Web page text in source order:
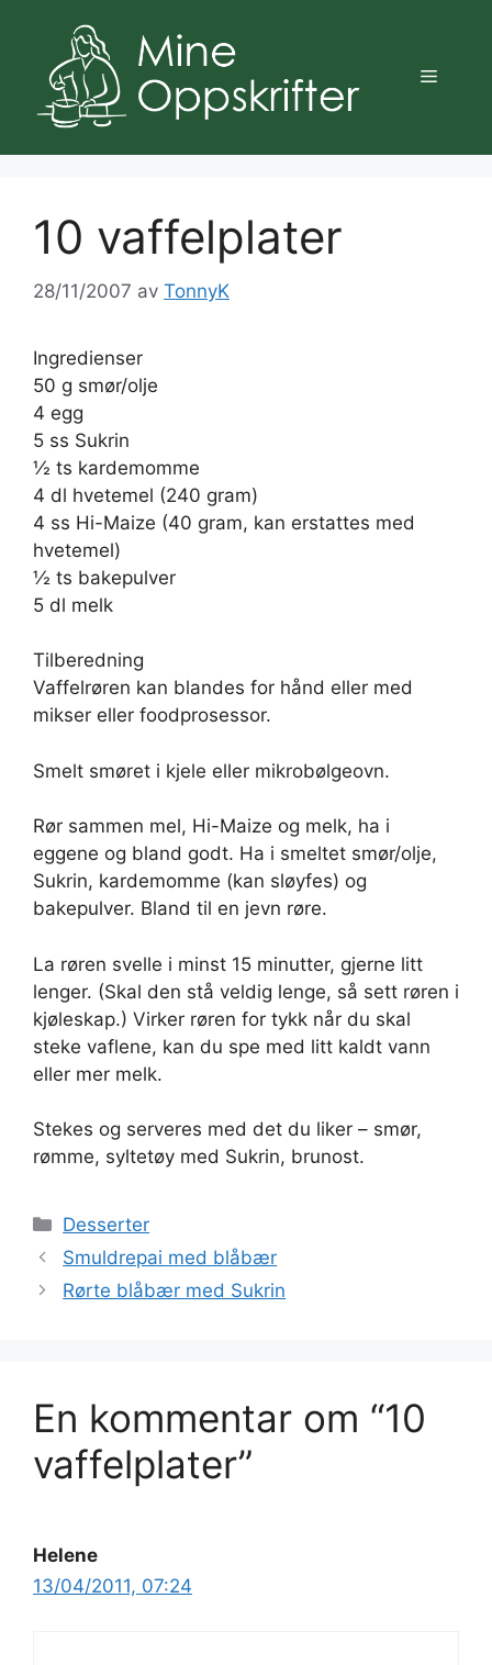
innhold
Meny
10 vaffelplater
28/11/2007 av TonnyK
Ingredienser
50 g smør/olje
4 egg
5 ss Sukrin
½ ts kardemomme
4 dl hvetemel (240 gram)
4 ss Hi-Maize (40 gram, kan erstattes med
hvetemel)
½ ts bakepulver
5 dl melk
Tilberedning
Vaffelrøren kan blandes for hånd eller med
mikser eller foodprosessor.
Smelt smøret i kjele eller mikrobølgeovn.
Rør sammen mel, Hi-Maize og melk, ha i
eggene og bland godt. Ha i smeltet smør/olje,
Sukrin, kardemomme (kan sløyfes) og
bakepulver. Bland til en jevn røre.
La røren svelle i minst 15 minutter, gjerne litt
lenger. (Skal den stå veldig lenge, så sett røren i
kjøleskap.) Virker røren for tykk når du skal
steke vaflene, kan du spe med litt kaldt vann
eller mer melk.
Stekes og serveres med det du liker – smør,
rømme, syltetøy med Sukrin, brunost.
Kategorier
Desserter
Smuldrepai med blåbær
Rørte blåbær med Sukrin
En kommentar om “10
vaffelplater”
Helene
13/04/2011, 07:24